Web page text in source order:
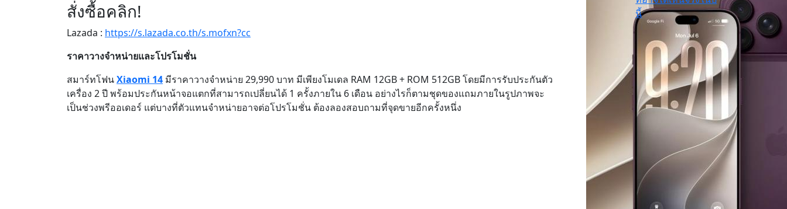
สั่งซื้อคลิก!
Lazada : https://s.lazada.co.th/s.mofxn?cc
ราคาวางจำหน่ายและโปรโมชั่น
สมาร์ทโฟนXiaomi 14 มีราคาวางจำหน่าย 29,990 บาท มีเพียงโมเดล RAM 12GB + ROM 512GB โดยมีการรับประกันตัว
เครื่อง 2 ปี พร้อมประกันหน้าจอแตกที่สามารถเปลี่ยนได้ 1 ครั้งภายใน 6 เดือน อย่างไรก็ตามชุดของแถมภายในรูปภาพจะ
เป็นช่วงพรีออเดอร์ แต่บางที่ตัวแทนจำหน่ายอาจต่อโปรโมชั่น ต้องลองสอบถามที่จุดขายอีกครั้งหนึ่ง
นี้